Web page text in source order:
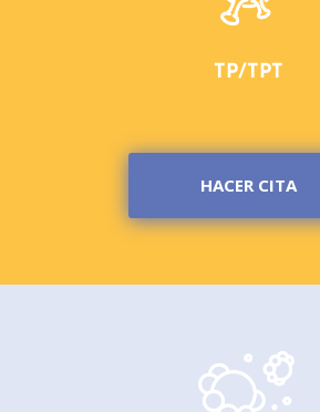
TP/TPT
HACER CITA